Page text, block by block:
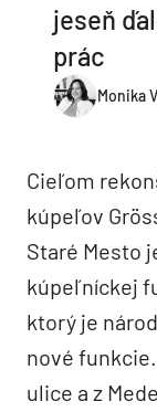
jeseň
prác
Monika
Cieľom
kúpeľov
Staré Mesto
kúpeľníckej
ktorý je
nové
ulice a z